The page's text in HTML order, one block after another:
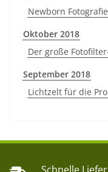
Newborn Fotografie
Oktober 2018
Der große
September 2018
Lichtzelt für die